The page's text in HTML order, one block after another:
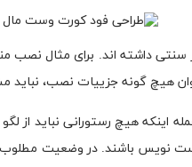
داشته اند. برای مثال نصب
هیچ گونه جزییات نصب،
اینکه هیچ رستورانی نباید
نویس باشند. در وضعیت مطلوب